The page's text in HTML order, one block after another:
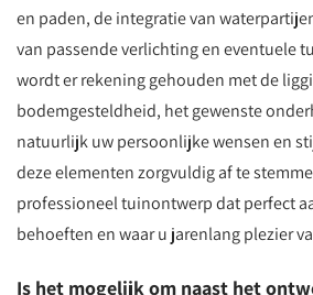
en paden, de integratie van
van passende verlichting en eventuele
wordt er rekening gehouden met de
bodemgesteldheid, het gewenste
natuurlijk uw persoonlijke wensen en
deze elementen zorgvuldig af te
professioneel tuinontwerp dat perfect
behoeften en waar u jarenlang plezier
Is het mogelijk om naast het